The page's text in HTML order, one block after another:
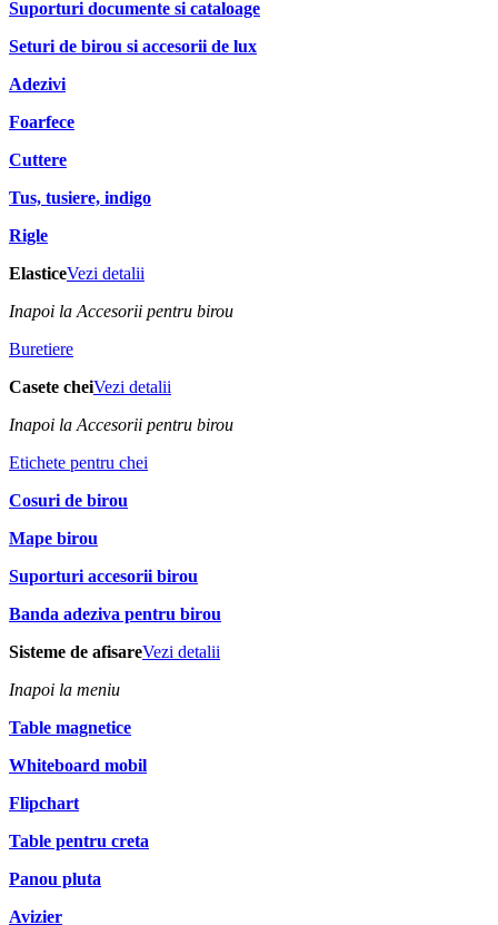
Suporturi documente si cataloage
Seturi de birou si accesorii de lux
Adezivi
Foarfece
Cuttere
Tus, tusiere, indigo
Rigle
ElasticeVezi detalii
Inapoi la Accesorii pentru birou
Buretiere
Casete cheiVezi detalii
Inapoi la Accesorii pentru birou
Etichete pentru chei
Cosuri de birou
Mape birou
Suporturi accesorii birou
Banda adeziva pentru birou
Sisteme de afisareVezi detalii
Inapoi la meniu
Table magnetice
Whiteboard mobil
Flipchart
Table pentru creta
Panou pluta
Avizier